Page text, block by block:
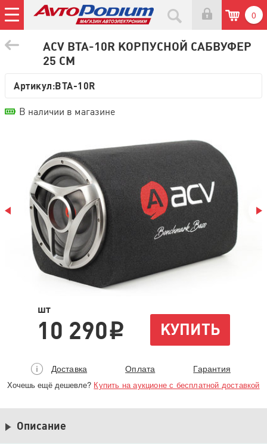
0
ACV BTA-10R КОРПУСНОЙ САБВУФЕР
25 СМ
Артикул:BTA-10R
шт
10 290i КУПИТЬ
Доставка Оплата Гарантия
Хочешь ещё дешевле? Купить на аукционе с бесплатной доставкой
В наличии в магазине
Описание